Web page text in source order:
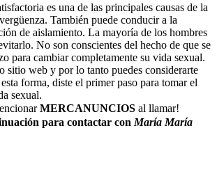
es una de las principales causas de la
También puede conducir a la
de aislamiento. La mayoría de los hombres
No son conscientes del hecho de que se
para cambiar completamente su vida sexual.
sitio web y por lo tanto puedes considerarte
forma, diste el primer paso para tomar el
sexual.
MERCANUNCIOS al llamar!
para contactar con María María